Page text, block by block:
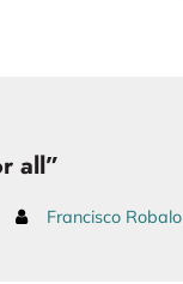
all”
Francisco Robalo